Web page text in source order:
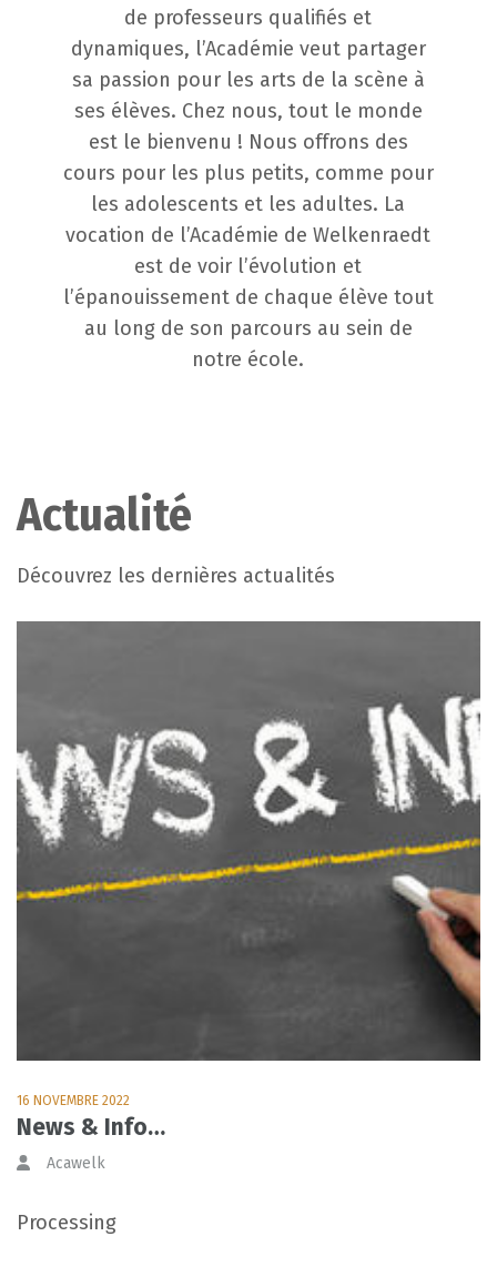
de professeurs qualifiés et
dynamiques, l’Académie veut partager
sa passion pour les arts de la scène à
ses élèves. Chez nous, tout le monde
est le bienvenu ! Nous offrons des
cours pour les plus petits, comme pour
les adolescents et les adultes. La
vocation de l’Académie de Welkenraedt
est de voir l’évolution et
l’épanouissement de chaque élève tout
au long de son parcours au sein de
notre école.
Actualité
Découvrez les dernières actualités
16 NOVEMBRE 2022
News & Info…
Acawelk
Processing